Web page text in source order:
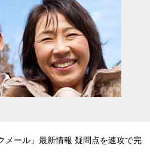
メール」最新情報 疑問点を速攻で完